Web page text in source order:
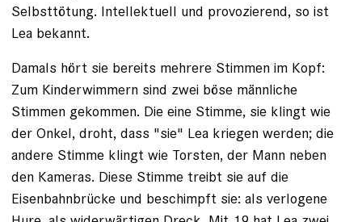
Selbsttötung. Intellektuell und provozierend, so ist
Lea bekannt.
Damals hört sie bereits mehrere Stimmen im Kopf:
Zum Kinderwimmern sind zwei böse männliche
Stimmen gekommen. Die eine Stimme, sie klingt wie
der Onkel, droht, dass "sie" Lea kriegen werden; die
andere Stimme klingt wie Torsten, der Mann neben
den Kameras. Diese Stimme treibt sie auf die
Eisenbahnbrücke und beschimpft sie: als ver­logene